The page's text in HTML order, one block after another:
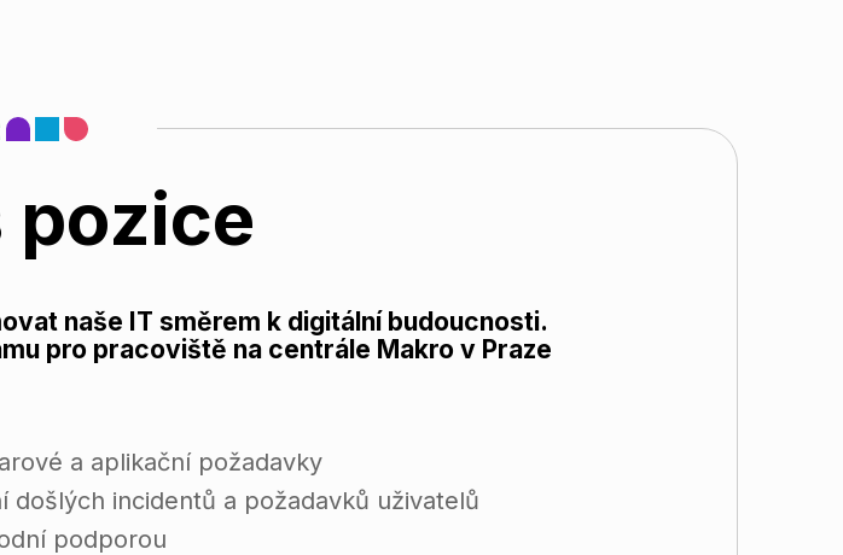
pozice
naše IT směrem k digitální budoucnosti.
pro pracoviště na centrále Makro v Praze
a aplikační požadavky
došlých incidentů a požadavků uživatelů
podporou